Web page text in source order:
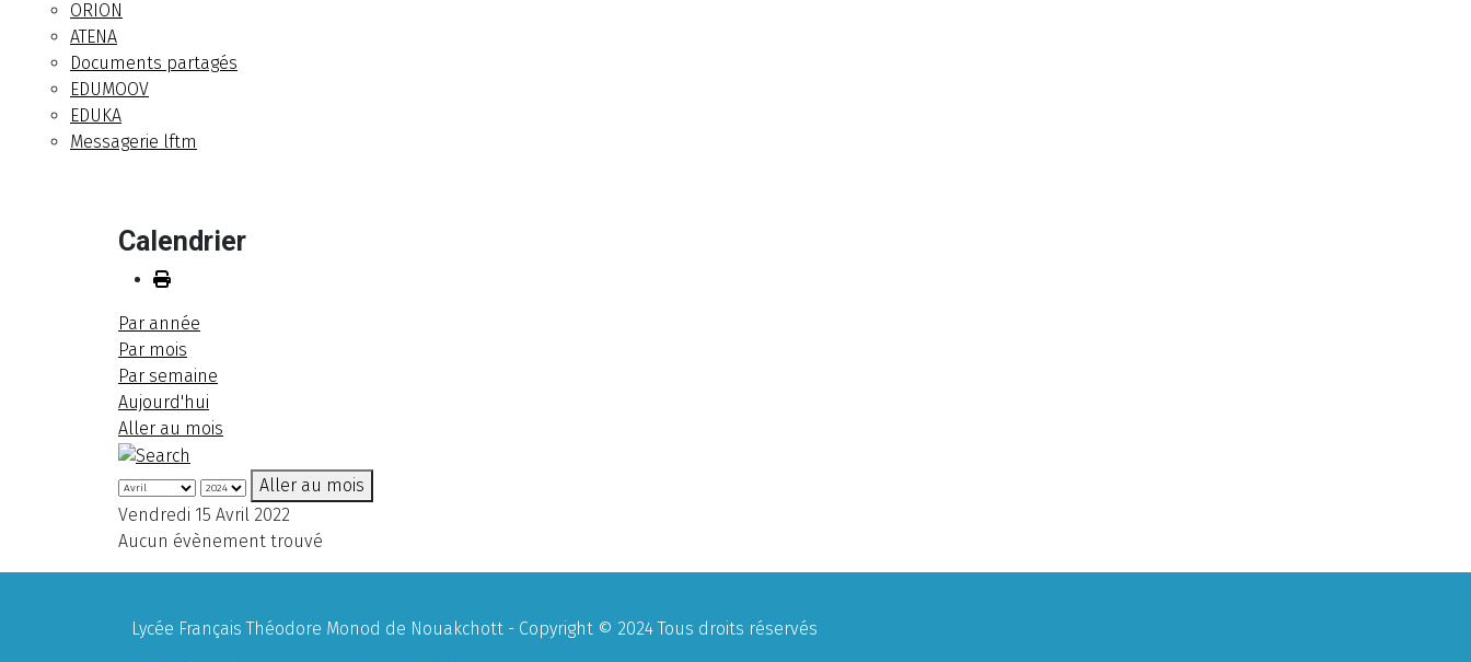
ORION
ATENA
Documents partagés
EDUMOOV
EDUKA
Messagerie lftm
Calendrier
Par année
Par mois
Par semaine
Aujourd'hui
Aller au mois
Aller au mois
Vendredi 15 Avril 2022
Aucun évènement trouvé
Lycée Français Théodore Monod de Nouakchott - Copyright © 2024 Tous droits réservés